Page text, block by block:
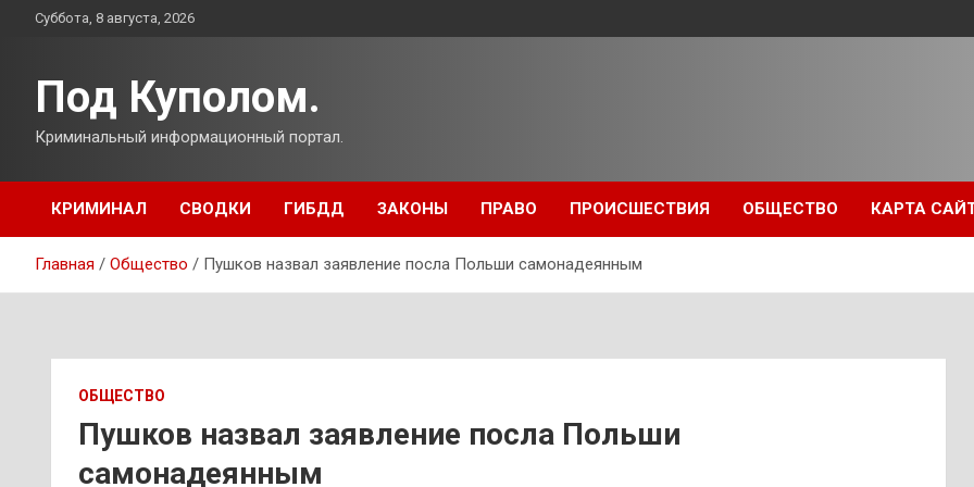
ПерейтиСуббота, 8 августа, 2026
Под Куполом.
Криминальный информационный портал.
КРИМИНАЛ СВОДКИ ГИБДД ЗАКОНЫ ПРАВО ПРОИСШЕСТВИЯ ОБЩЕСТВО КАРТА
Главная Общество Пушков назвал заявление посла Польши самонадеянным
ОБЩЕСТВО
Пушков назвал заявление посла Польши
самонадеянным